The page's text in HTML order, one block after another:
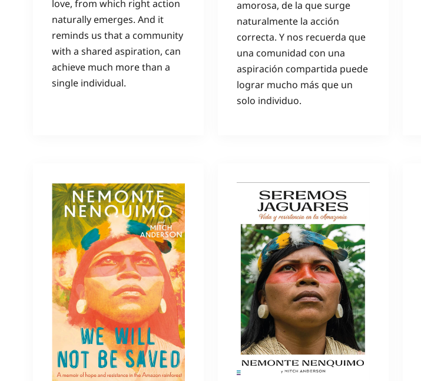
love, from which right action
naturally emerges. And it
reminds us that a community
with a shared aspiration, can
achieve much more than a
single individual.
amorosa, de la que surge
naturalmente la acción
correcta. Y nos recuerda que
una comunidad con una
aspiración compartida puede
lograr mucho más que un
solo individuo.